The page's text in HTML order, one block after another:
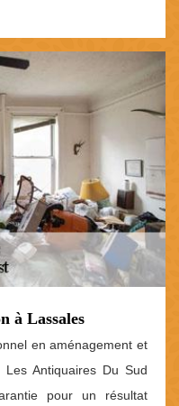
à Lassales
en aménagement et
Les Antiquaires Du Sud
pour un résultat